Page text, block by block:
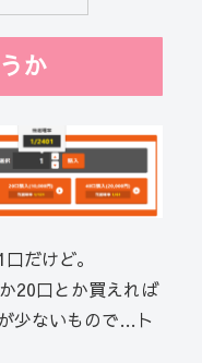
か
だけど。
20口とか買えれば
少ないもので…ト